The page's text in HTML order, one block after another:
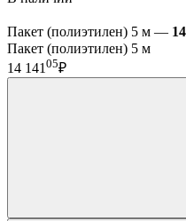
Пакет (полиэтилен) 5 м —
Пакет (полиэтилен) 5 м
14 14105₽